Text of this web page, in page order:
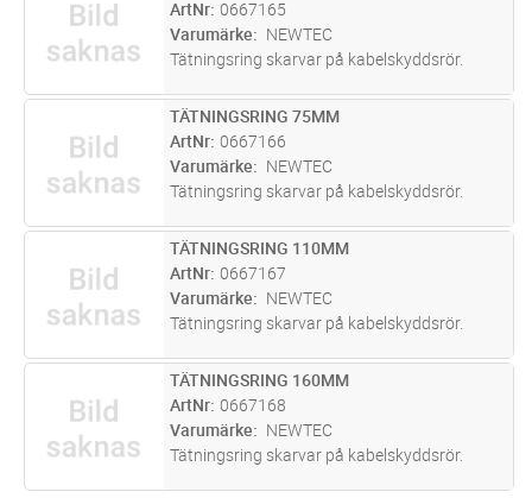
ArtNr 0667165
Varumärke
NEWTEC
Tätningsring skarvar på kabelskyddsrör.
ST Lägg i kundvagn
TÄTNINGSRING 75MM
ArtNr 0667166
Varumärke
NEWTEC
Tätningsring skarvar på kabelskyddsrör.
ST Lägg i kundvagn
TÄTNINGSRING 110MM
ArtNr 0667167
Varumärke
NEWTEC
Tätningsring skarvar på kabelskyddsrör.
ST Lägg i kundvagn
TÄTNINGSRING 160MM
ArtNr 0667168
Varumärke
NEWTEC
Tätningsring skarvar på kabelskyddsrör.